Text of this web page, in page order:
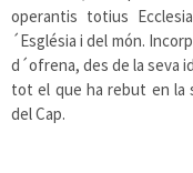
operantis totius
´Església i del món.
d´ofrena, des de la seva
tot el que ha rebut en la
del Cap.